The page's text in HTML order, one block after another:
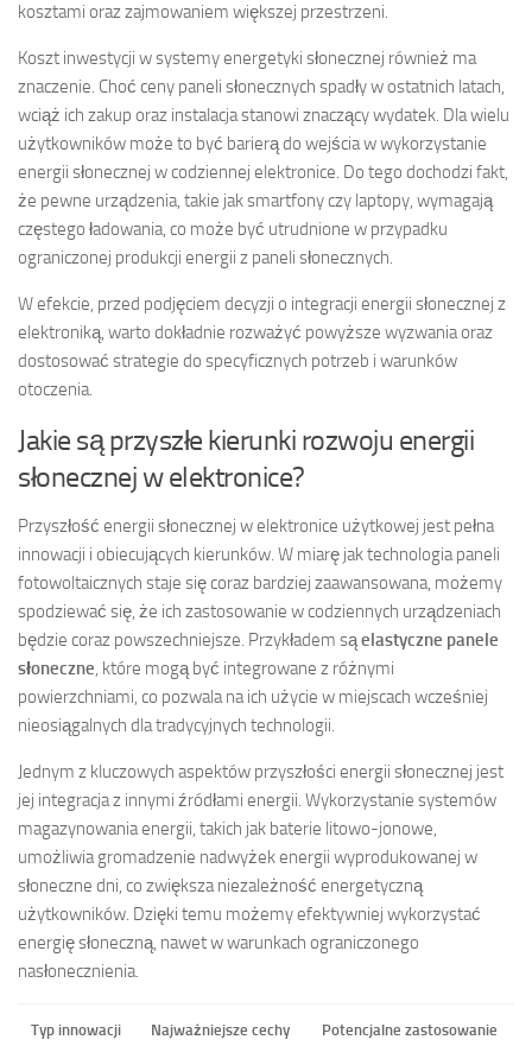
kosztami oraz zajmowaniem większej przestrzeni.
Koszt inwestycji w systemy energetyki słonecznej również ma
znaczenie. Choć ceny paneli słonecznych spadły w ostatnich latach,
wciąż ich zakup oraz instalacja stanowi znaczący wydatek. Dla wielu
użytkowników może to być barierą do wejścia w wykorzystanie
energii słonecznej w codziennej elektronice. Do tego dochodzi fakt,
że pewne urządzenia, takie jak smartfony czy laptopy, wymagają
częstego ładowania, co może być utrudnione w przypadku
ograniczonej produkcji energii z paneli słonecznych.
W efekcie, przed podjęciem decyzji o integracji energii słonecznej z
elektroniką, warto dokładnie rozważyć powyższe wyzwania oraz
dostosować strategie do specyficznych potrzeb i warunków
otoczenia.
Jakie są przyszłe kierunki rozwoju energii
słonecznej w elektronice?
Przyszłość energii słonecznej w elektronice użytkowej jest pełna
innowacji i obiecujących kierunków. W miarę jak technologia paneli
fotowoltaicznych staje się coraz bardziej zaawansowana, możemy
spodziewać się, że ich zastosowanie w codziennych urządzeniach
będzie coraz powszechniejsze. Przykładem sąelastyczne panele
słoneczne, które mogą być integrowane z różnymi
powierzchniami, co pozwala na ich użycie w miejscach wcześniej
nieosiągalnych dla tradycyjnych technologii.
Jednym z kluczowych aspektów przyszłości energii słonecznej jest
jej integracja z innymi źródłami energii. Wykorzystanie systemów
magazynowania energii, takich jak baterie litowo-jonowe,
umożliwia gromadzenie nadwyżek energii wyprodukowanej w
słoneczne dni, co zwiększa niezależność energetyczną
użytkowników. Dzięki temu możemy efektywniej wykorzystać
energię słoneczną, nawet w warunkach ograniczonego
nasłonecznienia.
Typ innowacji Najważniejsze cechy Potencjalne zastosowanie